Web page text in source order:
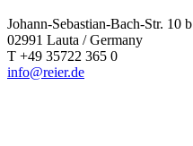
Johann-Sebastian-Bach-Str. 10 b
02991 Lauta / Germany
T +49 35722 365 0
info@reier.de